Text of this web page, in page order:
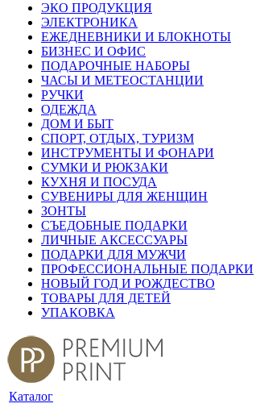
ЭКО ПРОДУКЦИЯ
ЭЛЕКТРОНИКА
ЕЖЕДНЕВНИКИ И БЛОКНОТЫ
БИЗНЕС И ОФИС
ПОДАРОЧНЫЕ НАБОРЫ
ЧАСЫ И МЕТЕОСТАНЦИИ
РУЧКИ
ОДЕЖДА
ДОМ И БЫТ
СПОРТ, ОТДЫХ, ТУРИЗМ
ИНСТРУМЕНТЫ И ФОНАРИ
СУМКИ И РЮКЗАКИ
КУХНЯ И ПОСУДА
СУВЕНИРЫ ДЛЯ ЖЕНЩИН
ЗОНТЫ
СЪЕДОБНЫЕ ПОДАРКИ
ЛИЧНЫЕ АКСЕССУАРЫ
ПОДАРКИ ДЛЯ МУЖЧИ
ПРОФЕССИОНАЛЬНЫЕ ПОДАРКИ
НОВЫЙ ГОД И РОЖДЕСТВО
ТОВАРЫ ДЛЯ ДЕТЕЙ
УПАКОВКА
Каталог